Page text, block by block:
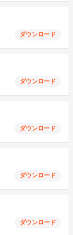
ダウンロード
ダウンロード
ダウンロード
ダウンロード
ダウンロード